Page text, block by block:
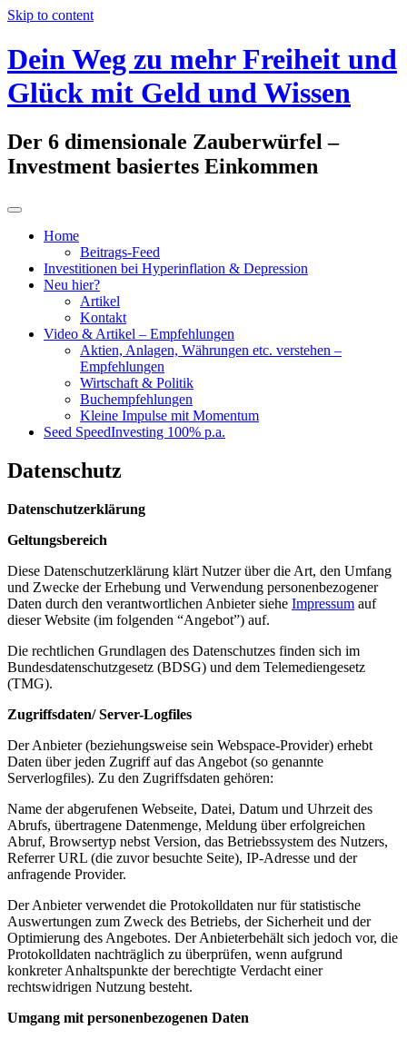
Skip to content
Dein Weg zu mehr Freiheit und
Glück mit Geld und Wissen
Der 6 dimensionale Zauberwürfel –
Investment basiertes Einkommen
Home
Beitrags-Feed
Investitionen bei Hyperinflation & Depression
Neu hier?
Artikel
Kontakt
Video & Artikel – Empfehlungen
Aktien, Anlagen, Währungen etc. verstehen –
Empfehlungen
Wirtschaft & Politik
Buchempfehlungen
Kleine Impulse mit Momentum
Seed SpeedInvesting 100% p.a.
Datenschutz
Datenschutzerklärung
Geltungsbereich
Diese Datenschutzerklärung klärt Nutzer über die Art, den Umfang
und Zwecke der Erhebung und Verwendung personenbezogener
Daten durch den verantwortlichen Anbieter siehe Impressum auf
dieser Website (im folgenden “Angebot”) auf.
Die rechtlichen Grundlagen des Datenschutzes finden sich im
Bundesdatenschutzgesetz (BDSG) und dem Telemediengesetz
(TMG).
Zugriffsdaten/ Server-Logfiles
Der Anbieter (beziehungsweise sein Webspace-Provider) erhebt
Daten über jeden Zugriff auf das Angebot (so genannte
Serverlogfiles). Zu den Zugriffsdaten gehören:
Name der abgerufenen Webseite, Datei, Datum und Uhrzeit des
Abrufs, übertragene Datenmenge, Meldung über erfolgreichen
Abruf, Browsertyp nebst Version, das Betriebssystem des Nutzers,
Referrer URL (die zuvor besuchte Seite), IP-Adresse und der
anfragende Provider.
Der Anbieter verwendet die Protokolldaten nur für statistische
Auswertungen zum Zweck des Betriebs, der Sicherheit und der
Optimierung des Angebotes. Der Anbieterbehält sich jedoch vor, die
Protokolldaten nachträglich zu überprüfen, wenn aufgrund
konkreter Anhaltspunkte der berechtigte Verdacht einer
rechtswidrigen Nutzung besteht.
Umgang mit personenbezogenen Daten